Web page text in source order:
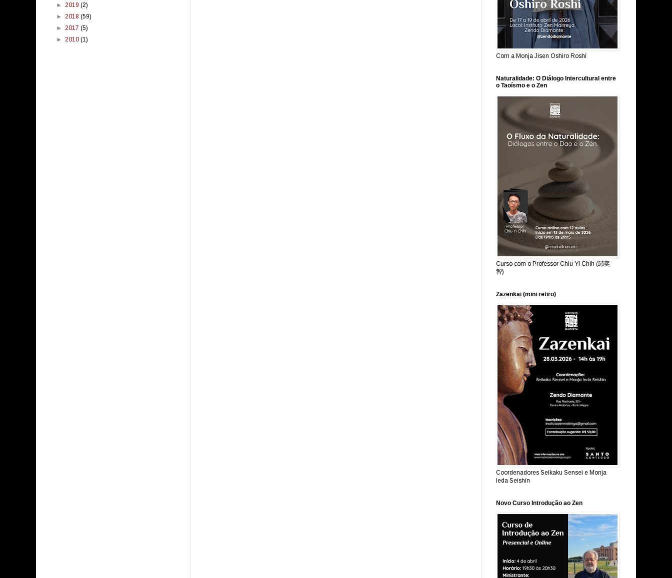
► 2019 (2)
► 2018 (59)
► 2017 (5)
► 2010 (1)
Com a Monja Jisen Oshiro Roshi
Naturalidade: O Diálogo Intercultural entre
o Taoísmo e o Zen
Curso com o Professor Chiu Yi Chih (邱奕
智)
Zazenkai (mini retiro)
Coordenadores Seikaku Sensei e Monja
Ieda Seishin
Novo Curso Introdução ao Zen